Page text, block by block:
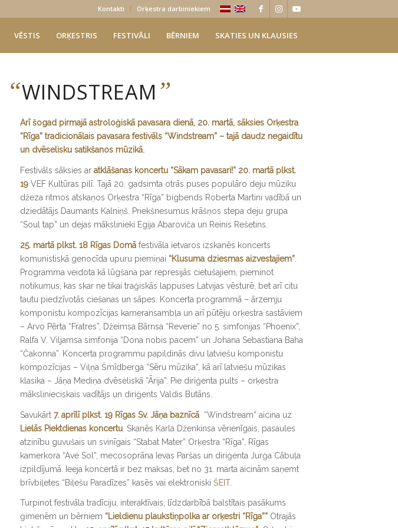
Kontakti Orķestra darbiniekiem
VĒSTIS ORĶESTRIS FESTIVĀLI BĒRNIEM SKATIES UN KLAUSIES
“WINDSTREAM ”
Arī šogad pirmajā astroloģiskā pavasara dienā, 20. martā, sāksies Orķestra
“Rīga” tradicionālais pavasara festivāls “Windstream” – tajā daudz negaidītu
un dvēselisku satikšanos mūzikā.
Festivāls sāksies ar atklāšanas koncertu “Sākam pavasari!” 20. martā plkst.
19VEF Kultūras pilī. Tajā 20. gadsimta otrās puses populāro deju mūziku
džeza ritmos atskaņos Orķestra “Rīga” bigbends Roberta Martini vadībā un
dziedātājs Daumants Kalniņš. Priekšnesumus krāšņos stepa deju grupa
“Soul tap” un dejas mākslinieki Egija Abaroviča un Reinis Rešetins.
25. martā plkst. 18 Rīgas Domāfestivāla ietvaros izskanēs koncerts
komunistiskā genocīda upuru piemiņai “Klusuma dziesmas aizvestajiem”.
Programma veidota kā lūgšana par represijās cietušajiem, pieminot
notikumus, kas skar ne tikai traģiskās lappuses Latvijas vēsturē, bet arī citu
tautu piedzīvotās ciešanas un sāpes. Koncerta programmā – ārzemju
komponistu kompozīcijas kameransambļa un arī pūtēju orķestra sastāviem
– Arvo Pērta “Fratres”, Džeimsa Bārnsa “Reverie” no 5. simfonijas “Phoenix”,
Ralfa V. Viljamsa simfonija “Dona nobis pacem” un Johana Sebastiana Baha
“Čakonna”. Koncerta programmu papildinās divu latviešu komponistu
kompozīcijas – Viļņa Šmīdberga “Sēru mūzika”, kā arī latviešu mūzikas
klasika – Jāņa Mediņa dvēseliskā “Ārija”. Pie diriģenta pults – orķestra
mākslinieciskais vadītājs un diriģents Valdis Butāns.
Savukārt 7. aprīlī plkst. 19 Rīgas Sv. Jāņa baznīcā “Windstream” aicina uz
Lielās Piektdienas koncertu. Skanēs Karla Dženkinsa vērienīgais, pasaules
atzinību guvušais un svinīgais “Stabat Mater” Orķestra “Rīga”, Rīgas
kamerkora “Ave Sol”, mecosoprāna Ievas Paršas un diriģenta Jurģa Cābuļa
izpildījumā. Ieeja koncertā ir bez maksas, bet no 31. marta aicinām saņemt
brīvbiļetes “Biļešu Paradīzes” kasēs vai elektroniski ŠEIT.
Turpinot festivāla tradīciju, interaktīvais, līdzdarbībā balstītais pasākums
ģimenēm un bērniem “Lieldienu plaukstiņpolka ar orķestri “Rīga””Otrajās